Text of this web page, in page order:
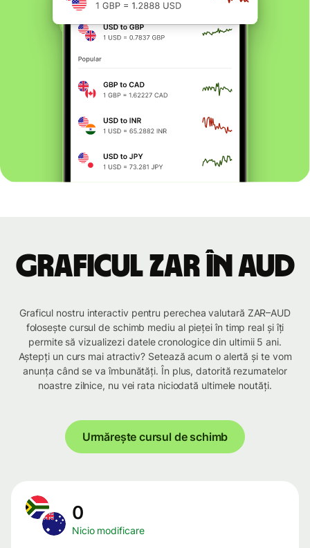
Graficul ZAR în AUD
Graficul nostru interactiv pentru perechea valutară ZAR–AUD
folosește cursul de schimb mediu al pieței în timp real și îți
permite să vizualizezi datele cronologice din ultimii 5 ani.
Aștepți un curs mai atractiv? Setează acum o alertă și te vom
anunța când se va îmbunătăți. În plus, datorită rezumatelor
noastre zilnice, nu vei rata niciodată ultimele noutăți.
Urmărește cursul de schimb
0
Nicio modificare